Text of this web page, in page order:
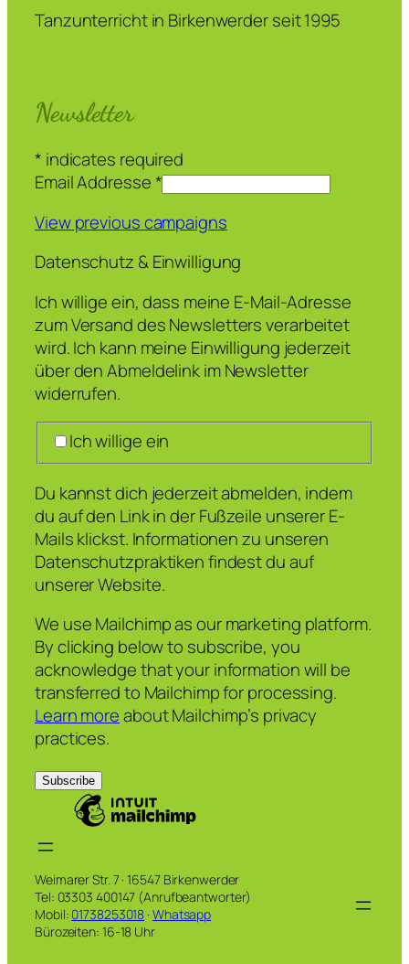
Tanzunterricht in Birkenwerder seit 1995
Newsletter
* indicates required
Email Addresse*
View previous campaigns
Datenschutz & Einwilligung
Ich willige ein, dass meine E-Mail-Adresse
zum Versand des Newsletters verarbeitet
wird. Ich kann meine Einwilligung jederzeit
über den Abmeldelink im Newsletter
widerrufen.
Ich willige ein
Du kannst dich jederzeit abmelden, indem
du auf den Link in der Fußzeile unserer E-
Mails klickst. Informationen zu unseren
Datenschutzpraktiken findest du auf
unserer Website.
We use Mailchimp as our marketing platform.
By clicking below to subscribe, you
acknowledge that your information will be
transferred to Mailchimp for processing.
Learn moreabout Mailchimp’s privacy
practices.
Weimarer Str. 7 · 16547 Birkenwerder
Tel: 03303 400147 (Anrufbeantworter)
Mobil: 01738253018 · Whatsapp
Bürozeiten: 16-18 Uhr